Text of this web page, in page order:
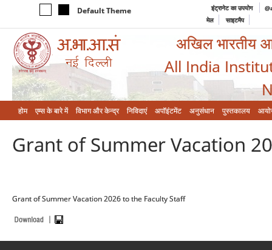
Default Theme इंट्रानेट का उपयोग
मेल
साइटमैप
अखिल भारतीय
All India
होम एम्‍स के बारे में विभाग और केन्‍द्र निविदाएं अपॉइंटमेंट अनुसंधान पुस्तकालय
Grant of Summer Vacation
Grant of Summer Vacation 2026 to the Faculty Staff